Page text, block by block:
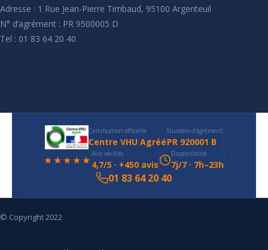
Adresse : 1 Rue Jean-Pierre Timbaud, 95100 Argenteuil
N° d’agrément : PR 9500005 D
Tel : 01 83 64 20 40
Certification officielle
Centre VHU Agréé
Numéro d'agrément
PR 920001 B
★★★★★ Avis vérifiés
4,7/5 · +450 avis
Disponibilité
7j/7 · 7h–23h
01 83 64 20 40
© Copyright 2022